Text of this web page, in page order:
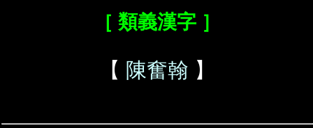
［ 類義漢字 ］
【 陳奮翰 】